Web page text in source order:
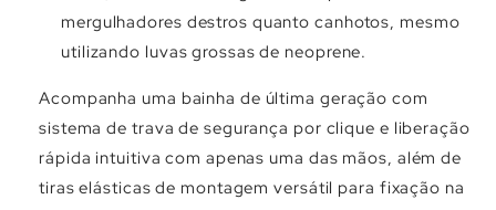
mergulhadores destros quanto canhotos, mesmo
utilizando luvas grossas de neoprene.
Acompanha uma bainha de última geração com
sistema de trava de segurança por clique e liberação
rápida intuitiva com apenas uma das mãos, além de
tiras elásticas de montagem versátil para fixação na